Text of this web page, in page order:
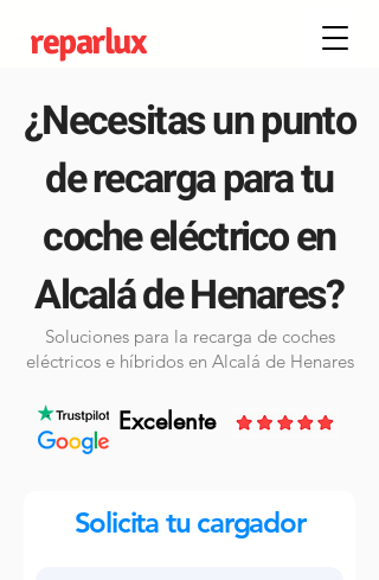
reparlux
¿Necesitas un punto
de recarga para tu
coche eléctrico en
Alcalá de Henares?
Soluciones para la recarga de coches
eléctricos e híbridos en Alcalá de Henares
Excelente
Solicita tu cargador